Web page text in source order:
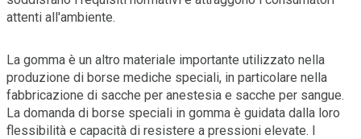
attenti all'ambiente.
La gomma è un altro materiale importante utilizzato nella
produzione di borse mediche speciali, in particolare nella
fabbricazione di sacche per anestesia e sacche per sangue.
La domanda di borse speciali in gomma è guidata dalla loro
flessibilità e capacità di resistere a pressioni elevate. I